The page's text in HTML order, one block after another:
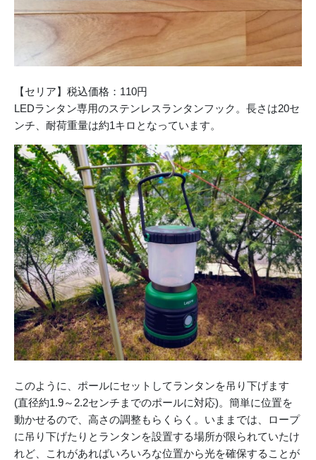
【セリア】税込価格：110円
LEDランタン専用のステンレスランタンフック。長さは20セ
ンチ、耐荷重量は約1キロとなっています。
このように、ポールにセットしてランタンを吊り下げます
(直径約1.9～2.2センチまでのポールに対応)。簡単に位置を
動かせるので、高さの調整もらくらく。いままでは、ロープ
に吊り下げたりとランタンを設置する場所が限られていたけ
れど、これがあればいろいろな位置から光を確保することが